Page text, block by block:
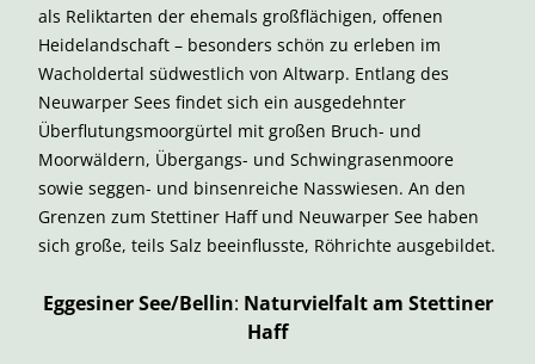
als Reliktarten der ehemals großflächigen, offenen
Heidelandschaft – besonders schön zu erleben im
Wacholdertal südwestlich von Altwarp. Entlang des
Neuwarper Sees findet sich ein ausgedehnter
Überflutungsmoorgürtel mit großen Bruch- und
Moorwäldern, Übergangs- und Schwingrasenmoore
sowie seggen- und binsenreiche Nasswiesen. An den
Grenzen zum Stettiner Haff und Neuwarper See haben
sich große, teils Salz beeinflusste, Röhrichte ausgebildet.
Eggesiner See/Bellin: Naturvielfalt am Stettiner
Haff